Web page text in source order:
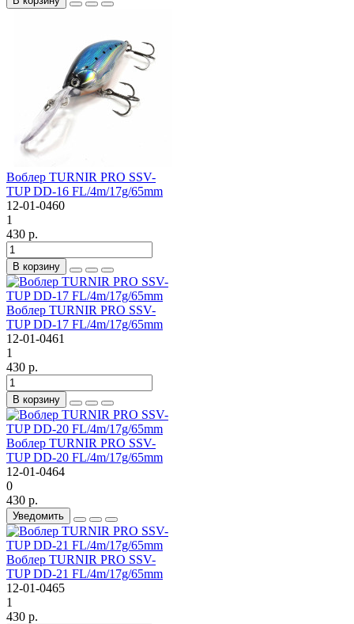
Воблер TURNIR PRO SSV-
TUP DD-16 FL/4m/17g/65mm
12-01-0460
1
430 р.
В корзину
Воблер TURNIR PRO SSV-
TUP DD-17 FL/4m/17g/65mm
12-01-0461
1
430 р.
В корзину
Воблер TURNIR PRO SSV-
TUP DD-20 FL/4m/17g/65mm
12-01-0464
0
430 р.
Уведомить
Воблер TURNIR PRO SSV-
TUP DD-21 FL/4m/17g/65mm
12-01-0465
1
430 р.